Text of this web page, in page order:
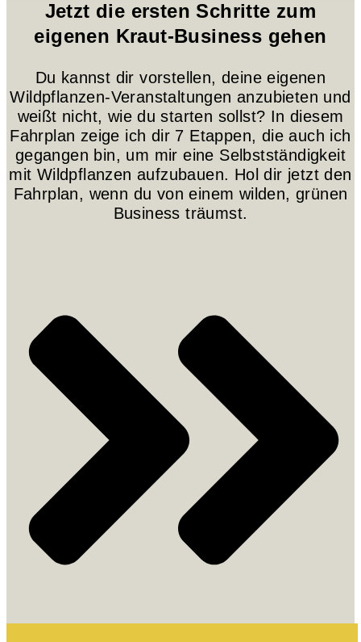
Jetzt die ersten Schritte zum
eigenen Kraut-Business gehen
Du kannst dir vorstellen, deine eigenen
Wildpflanzen-Veranstaltungen anzubieten und
weißt nicht, wie du starten sollst? In diesem
Fahrplan zeige ich dir 7 Etappen, die auch ich
gegangen bin, um mir eine Selbstständigkeit
mit Wildpflanzen aufzubauen. Hol dir jetzt den
Fahrplan, wenn du von einem wilden, grünen
Business träumst.